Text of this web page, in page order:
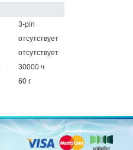
3-pin
отсутствует
отсутствует
30000 ч
60 г